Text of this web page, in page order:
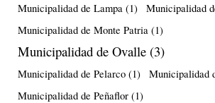
Municipalidad de Lampa (1) Municipalidad
Municipalidad de Monte Patria (1)
Municipalidad de Ovalle (3)
Municipalidad de Pelarco (1) Municipalidad
Municipalidad de Peñaflor (1)